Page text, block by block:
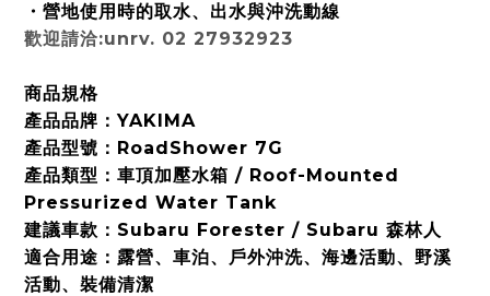
・營地使用時的取水、出水與沖洗動線
歡迎請洽:unrv. 02 27932923
商品規格
產品品牌：YAKIMA
產品型號：RoadShower 7G
產品類型：車頂加壓水箱 / Roof-Mounted
Pressurized Water Tank
建議車款：Subaru Forester / Subaru 森林人
適合用途：露營、車泊、戶外沖洗、海邊活動、野溪
活動、裝備清潔